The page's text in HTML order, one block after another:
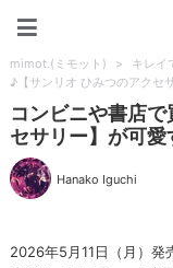
mimot.(ミモット) > キレイ
♪【サンリオ ひみつのアクセ
コンビニや書店
セサリー】が可
Hanako Iguchi
2026年5月11日（月）